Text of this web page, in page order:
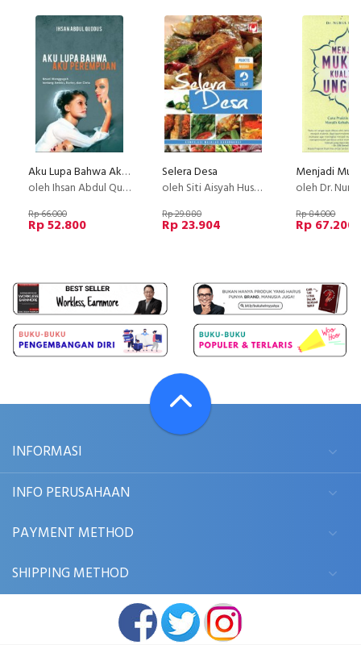
Aku Lupa Bahwa Aku Perempuan
oleh Ihsan Abdul Quddus
Rp 66.000
Rp 52.800
Selera Desa
oleh Siti Aisyah Hussain
Rp 29.880
Rp 23.904
oleh Dr. Nurul
Rp 84.000
Rp 67.200
INFORMASI
INFO PERUSAHAAN
PAYMENT METHOD
SHIPPING METHOD